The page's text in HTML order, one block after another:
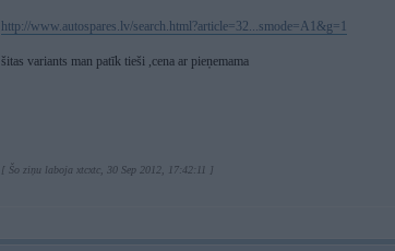
http://www.autospares.lv/search.html?article=32...smode=A1&g=1
šitas variants man patīk tieši ,cena ar pieņemama
[ Šo ziņu laboja xtcxtc, 30 Sep 2012, 17:42:11 ]